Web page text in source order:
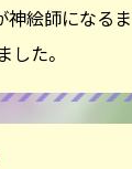
神絵師になる
た。